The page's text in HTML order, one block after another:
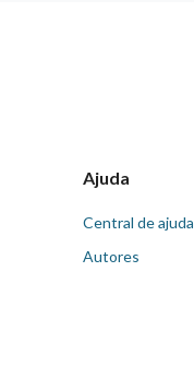
Ajuda
Central de ajuda
Autores